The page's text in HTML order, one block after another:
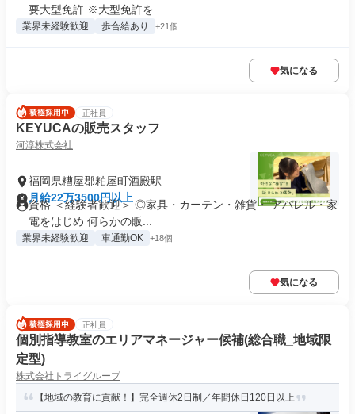
要大型免許 ※大型免許を...
業界未経験歓迎 歩合給あり +21個
気になる
正社員
KEYUCAの販売スタッフ
河淳株式会社
福岡県糟屋郡粕屋町酒殿駅
月給22万3500円以上
資格 ＜経験者歓迎＞ ◎家具・カーテン・雑貨・ アパレル・家
電をはじめ 何らかの販...
業界未経験歓迎 車通勤OK +18個
気になる
正社員
個別指導教室のエリアマネージャー候補(総合職_地域限
定型)
株式会社トライグループ
【地域の教育に貢献！】完全週休2日制／年間休日120日以上